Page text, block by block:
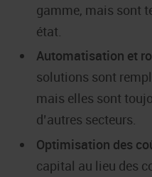
gamme, mais sont
état.
Automatisation et
solutions sont
mais elles sont
d’autres secteurs.
Optimisation des
capital au lieu des